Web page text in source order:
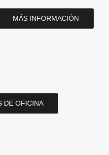
MÁS INFORMACIÓN
DE OFICINA